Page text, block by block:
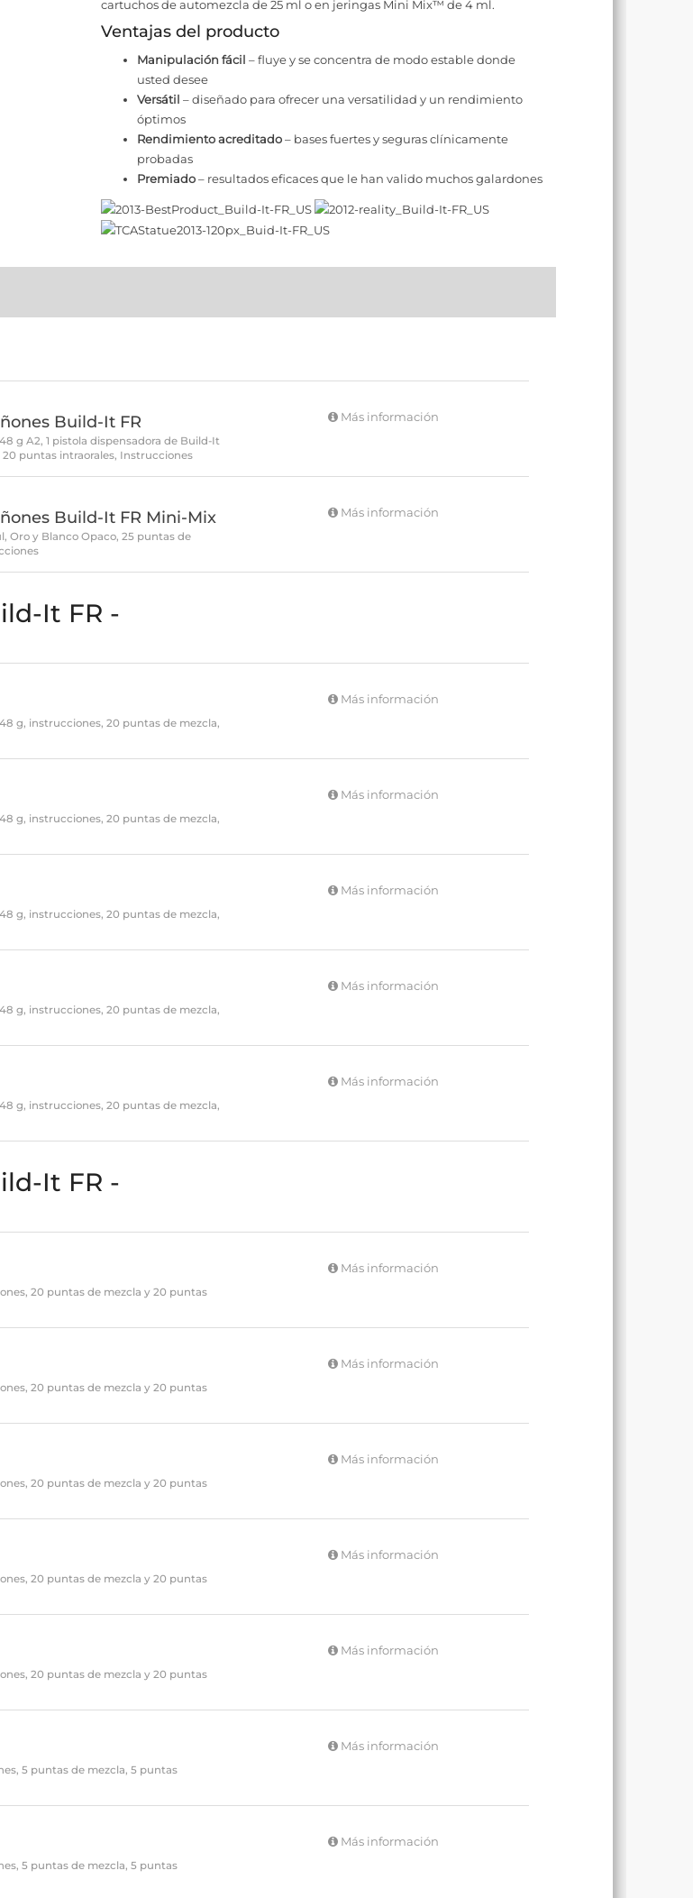
cartuchos de automezcla de 25 ml o en jeringas Mini Mix™ de 4 ml.
Ventajas del producto
Manipulación fácil – fluye y se concentra de modo estable donde
usted desee
Versátil – diseñado para ofrecer una versatilidad y un rendimiento
óptimos
Rendimiento acreditado– bases fuertes y seguras clínicamente
probadas
Premiado– resultados eficaces que le han valido muchos galardones
Build-It FR
g A2, 1 pistola dispensadora de Build-It
20 puntas intraorales, Instrucciones
Más información
Build-It FR Mini-Mix
Oro y Blanco Opaco, 25 puntas de
Más información
It FR -
g, instrucciones, 20 puntas de mezcla,
Más información
g, instrucciones, 20 puntas de mezcla,
Más información
g, instrucciones, 20 puntas de mezcla,
Más información
g, instrucciones, 20 puntas de mezcla,
Más información
g, instrucciones, 20 puntas de mezcla,
Más información
It FR -
20 puntas de mezcla y 20 puntas
Más información
20 puntas de mezcla y 20 puntas
Más información
20 puntas de mezcla y 20 puntas
Más información
20 puntas de mezcla y 20 puntas
Más información
20 puntas de mezcla y 20 puntas
Más información
5 puntas de mezcla, 5 puntas
Más información
5 puntas de mezcla, 5 puntas
Más información